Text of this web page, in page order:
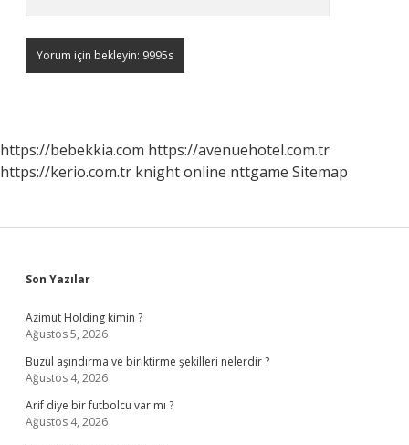
https://bebekkia.com https://avenuehotel.com.tr
https://kerio.com.tr knight online nttgame Sitemap
Sidebar
Son Yazılar
Azimut Holding kimin ?
Ağustos 5, 2026
Buzul aşındırma ve biriktirme şekilleri nelerdir ?
Ağustos 4, 2026
Arif diye bir futbolcu var mı ?
Ağustos 4, 2026